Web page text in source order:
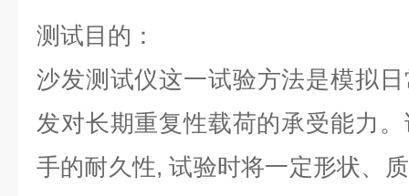
测试目的：
沙发测试仪这一试验方法是模拟
发对长期重复性载荷的承受能力
手的耐久性, 试验时将一定形状、